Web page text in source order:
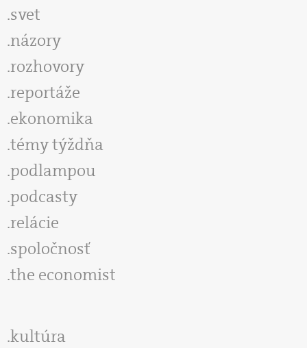
svet
názory
rozhovory
reportáže
ekonomika
témy týždňa
podlampou
podcasty
relácie
spoločnosť
the economist
kultúra